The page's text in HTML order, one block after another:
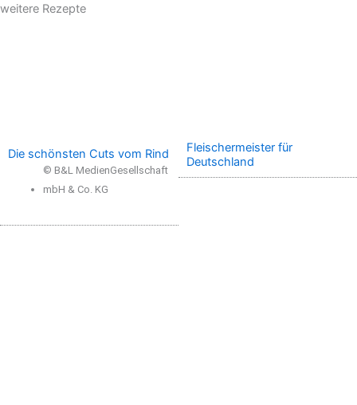
weitere Rezepte
Die schönsten Cuts vom Rind
© B&L MedienGesellschaft
mbH & Co. KG
Fleischermeister für
Deutschland